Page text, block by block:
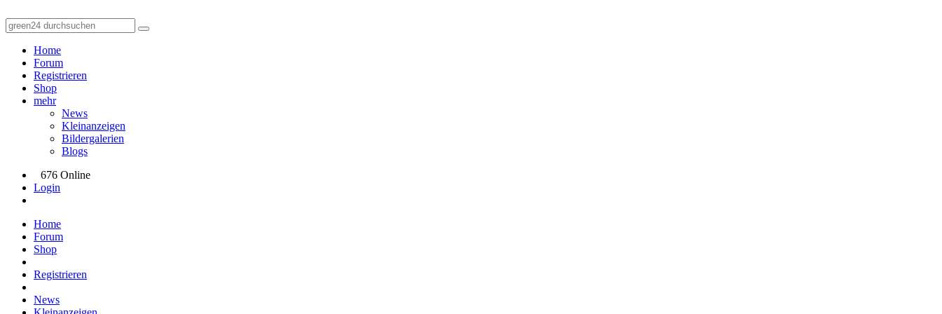
Home
Forum
Registrieren
Shop
mehr
News
Kleinanzeigen
Bildergalerien
Blogs
676 Online
Login
Home
Forum
Shop
Registrieren
News